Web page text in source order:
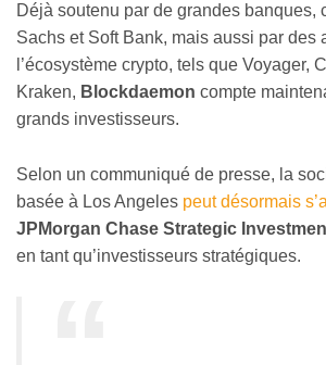
Déjà soutenu par de grandes banques,
Sachs et Soft Bank, mais aussi par des
l’écosystème crypto, tels que Voyager,
Kraken, Blockdaemon compte
grands investisseurs.
Selon un communiqué de presse, la
basée à Los Angeles peut désormais
JPMorgan Chase Strategic
en tant qu’investisseurs stratégiques.